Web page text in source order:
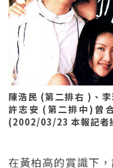
陳浩民 (第二排右 )、
許志安 (第二排中)曾
(2002/03/23 本報記者
在黃柏高的賞識下